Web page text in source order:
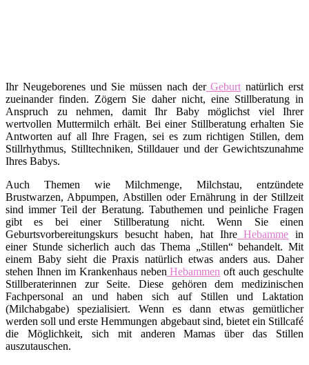
Ihr Neugeborenes und Sie müssen nach derGeburt natürlich erst
zueinander finden. Zögern Sie daher nicht, eine Stillberatung in
Anspruch zu nehmen, damit Ihr Baby möglichst viel Ihrer
wertvollen Muttermilch erhält. Bei einer Stillberatung erhalten Sie
Antworten auf all Ihre Fragen, sei es zum richtigen Stillen, dem
Stillrhythmus, Stilltechniken, Stilldauer und der Gewichtszunahme
Ihres Babys.
Auch Themen wie Milchmenge, Milchstau, entzündete
Brustwarzen, Abpumpen, Abstillen oder Ernährung in der Stillzeit
sind immer Teil der Beratung. Tabuthemen und peinliche Fragen
gibt es bei einer Stillberatung nicht. Wenn Sie einen
Geburtsvorbereitungskurs besucht haben, hat IhreHebamme in
einer Stunde sicherlich auch das Thema „Stillen“ behandelt. Mit
einem Baby sieht die Praxis natürlich etwas anders aus. Daher
stehen Ihnen im Krankenhaus neben Hebammen oft auch geschulte
Stillberaterinnen zur Seite. Diese gehören dem medizinischen
Fachpersonal an und haben sich auf Stillen und Laktation
(Milchabgabe) spezialisiert. Wenn es dann etwas gemütlicher
werden soll und erste Hemmungen abgebaut sind, bietet ein Stillcafé
die Möglichkeit, sich mit anderen Mamas über das Stillen
auszutauschen.